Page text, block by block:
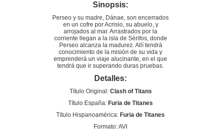
Sinopsis:
Perseo y su madre, Dánae, son encerrados
en un cofre por Acrisio, su abuelo, y
arrojados al mar. Arrastrados por la
corriente llegan a la isla de Sérifos, donde
Perseo alcanza la madurez. Allí tendrá
conocimiento de la misión de su vida y
emprenderá un viaje alucinante, en el que
tendrá que ir superando duras pruebas.
Detalles:
Título Original: Clash of Titans
Título España: Furia de Titanes
Título Hispanoamérica: Furia de Titanes
Formato: AVI